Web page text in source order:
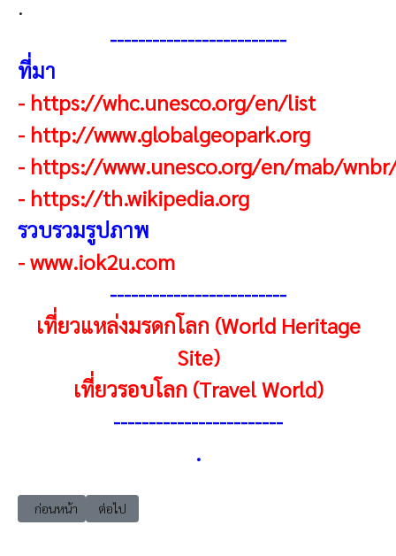
.
-------------------------
ที่มา
- https://whc.unesco.org/en/list
- http://www.globalgeopark.org
- https://www.unesco.org/en/mab/
- https://th.wikipedia.org
รวบรวมรูปภาพ
-www.iok2u.com
-------------------------
เที่ยวแหล่งมรดกโลก (World Heritage
Site)
เที่ยวรอบโลก (Travel World)
------------------------
.
เนื้อหาก่อนหน้า: แหล่งมรดกโลก เอเชียตะวันออก จีน 2010 แดนเซียจีน
ก่อนหน้า เนื้อหาถัดไป: แหล่งมรดกโลก เอเชียตะวันออก จีน 2014 เส้
ต่อไป